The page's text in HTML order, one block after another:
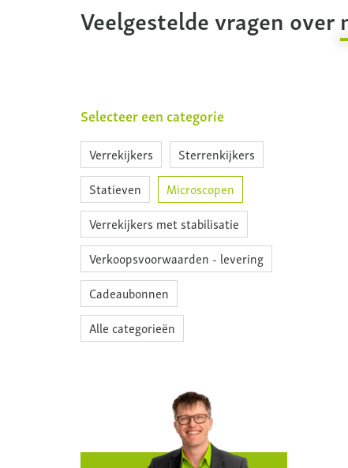
Veelgestelde vragen over
Selecteer een categorie
Verrekijkers
Sterrenkijkers
Statieven
Microscopen
Verrekijkers met stabilisatie
Verkoopsvoorwaarden - levering
Cadeaubonnen
Alle categorieën